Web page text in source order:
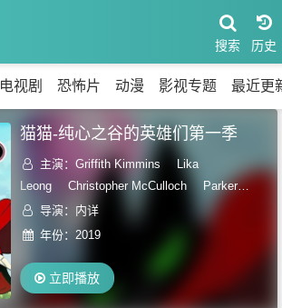
搜索
电视剧 恐怖片 动漫 影视专题 最近更
猫猫-纯心之谷的英雄们第一季
主演：Griffith Kimmins
Lika
Leong
Christopher McCulloch
Parker
Simmons
导演：内详
年份：2019
立即播放